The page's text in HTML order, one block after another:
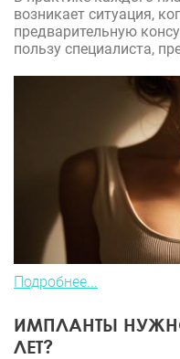
возникает ситуация,
предварительную
пользу специалиста,
Подробнее...
ИМПЛАНТЫ
ЛЕТ?